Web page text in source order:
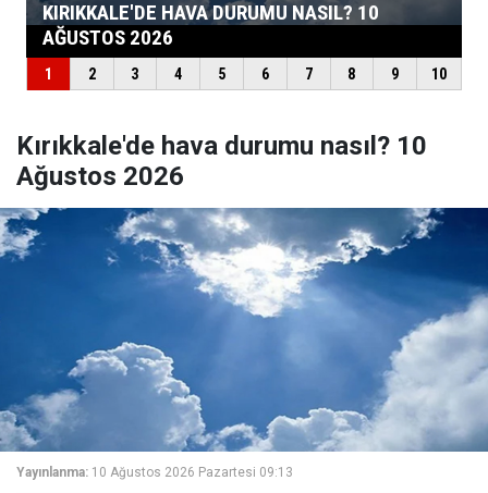
Kırıkkale'de hava durumu nasıl? 10
Ağustos 2026
Yayınlanma: 10 Ağustos 2026 Pazartesi 09:13